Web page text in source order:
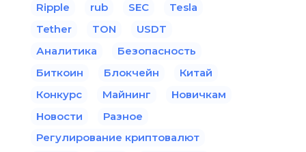
Ripple
rub SEC
Tesla
Tether
TON
USDT
Аналитика
Безопасность
Биткоин
Блокчейн
Китай
Конкурс
Майнинг
Новичкам
Новости
Разное
Регулирование криптовалют